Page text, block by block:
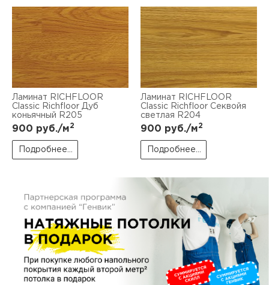
Ламинат RICHFLOOR
Classic Richfloor Дуб
коньячный R205
900 руб./м2
Подробнее...
Ламинат RICHFLOOR
Classic Richfloor Секвойя
светлая R204
900 руб./м2
Подробнее...